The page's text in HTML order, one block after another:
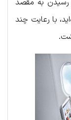
رسیدن به مقصد
با رعایت چند